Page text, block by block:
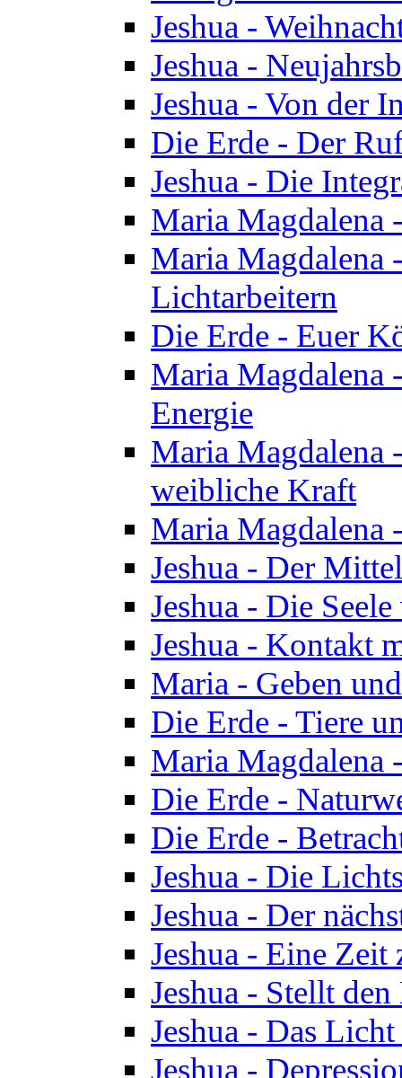
Jeshua -
Jeshua -
Jeshua - Von der
Die Erde - Der
Jeshua - Die
Maria Magdalena
Maria Magdalena
Lichtarbeitern
Die Erde - Euer
Maria Magdalena
Energie
Maria Magdalena
weibliche Kraft
Maria Magdalena
Jeshua - Der
Jeshua - Die
Jeshua - Kontakt
Maria - Geben
Die Erde - Tiere
Maria Magdalena
Die Erde -
Die Erde -
Jeshua - Die
Jeshua - Der
Jeshua - Eine Zeit
Jeshua - Stellt
Jeshua - Das
Jeshua -